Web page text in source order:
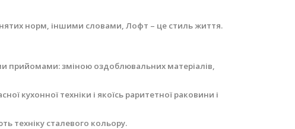
норм, іншими словами, Лофт – це стиль життя.
прийомами: зміною оздоблювальних матеріалів,
кухонної техніки і якоїсь раритетної раковини і
техніку сталевого кольору.